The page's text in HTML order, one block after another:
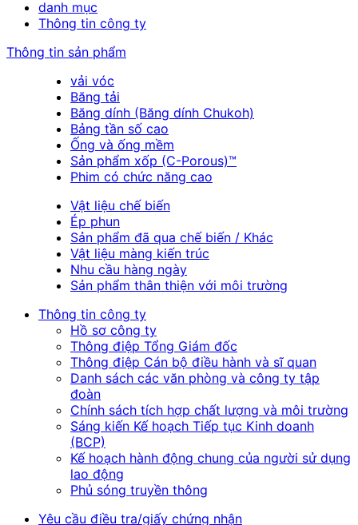
danh mục
Thông tin công ty
Thông tin sản phẩm
vải vóc
Băng tải
Băng dính (Băng dính Chukoh)
Bảng tần số cao
Ống và ống mềm
Sản phẩm xốp (C-Porous)™
Phim có chức năng cao
Vật liệu chế biến
Ép phun
Sản phẩm đã qua chế biến / Khác
Vật liệu màng kiến trúc
Nhu cầu hàng ngày
Sản phẩm thân thiện với môi trường
Thông tin công ty
Hồ sơ công ty
Thông điệp Tổng Giám đốc
Thông điệp Cán bộ điều hành và sĩ quan
Danh sách các văn phòng và công ty tập
đoàn
Chính sách tích hợp chất lượng và môi trường
Sáng kiến Kế hoạch Tiếp tục Kinh doanh
(BCP)
Kế hoạch hành động chung của người sử dụng
lao động
Phủ sóng truyền thông
Yêu cầu điều tra/giấy chứng nhận